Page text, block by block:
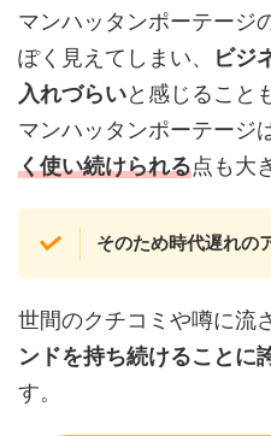
マンハッタンポーテージ
ぽく見えてしまい、
ビジ
入れづらいと感じること
マンハッタンポーテージ
く使い続けられる点も大
そのため時代遅れの
世間のクチコミや噂に流
ンドを持ち続けることに
す。